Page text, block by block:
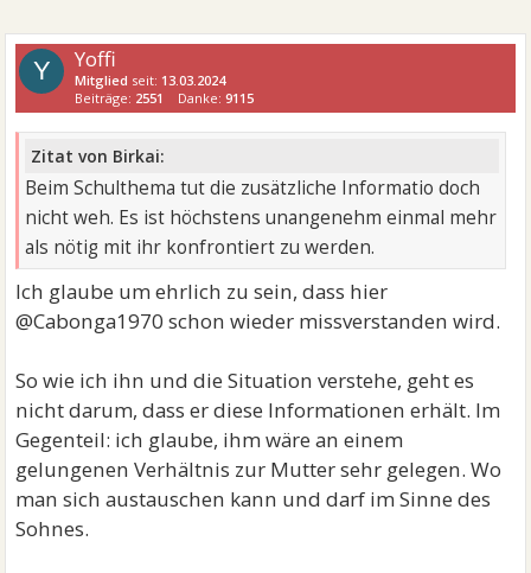
Y Yoffi
Mitglied seit: 13.03.2024
Beiträge: 2551 Danke:9115
Zitat von Birkai:
Beim Schulthema tut die zusätzliche Informatio doch
nicht weh. Es ist höchstens unangenehm einmal mehr
als nötig mit ihr konfrontiert zu werden.
Ich glaube um ehrlich zu sein, dass hier
@Cabonga1970 schon wieder missverstanden wird.
So wie ich ihn und die Situation verstehe, geht es
nicht darum, dass er diese Informationen erhält. Im
Gegenteil: ich glaube, ihm wäre an einem
gelungenen Verhältnis zur Mutter sehr gelegen. Wo
man sich austauschen kann und darf im Sinne des
Sohnes.